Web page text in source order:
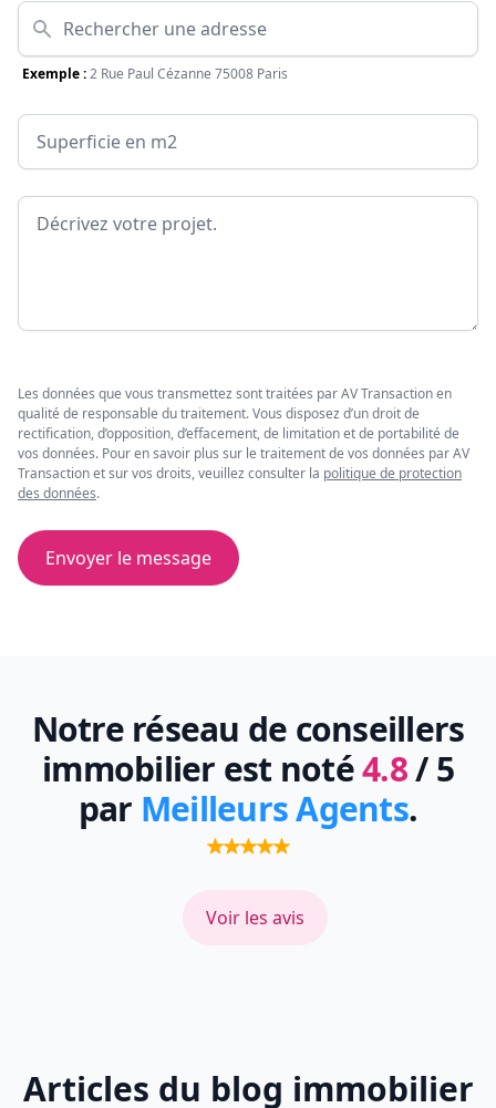
Adresse
Exemple :2 Rue Paul Cézanne 75008 Paris
Surface
Message
Les données que vous transmettez sont traitées par AV Transaction en
qualité de responsable du traitement. Vous disposez d’un droit de
rectification, d’opposition, d’effacement, de limitation et de portabilité de
vos données. Pour en savoir plus sur le traitement de vos données par AV
Transaction et sur vos droits, veuillez consulter la politique de protection
des données.
Envoyer le message
Notre réseau de conseillers
immobilier est noté4.8/ 5
par Meilleurs Agents.
Voir les avis
Articles du blog immobilier